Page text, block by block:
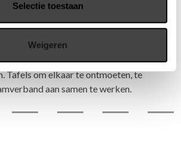
Selectie toestaan
Weigeren
Hiermee is de tafel geschikt voor
Door afwisseling van zittend en
deze bespreektafel uitnodigend als
Tafels om elkaar te ontmoeten, te
aan samen te werken.